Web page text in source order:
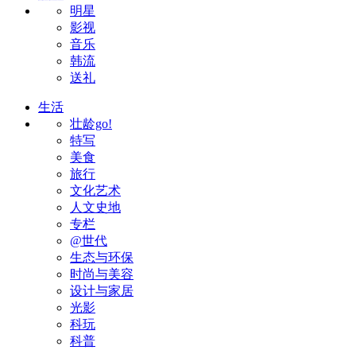
明星
影视
音乐
韩流
送礼
生活
壮龄go!
特写
美食
旅行
文化艺术
人文史地
专栏
@世代
生态与环保
时尚与美容
设计与家居
光影
科玩
科普